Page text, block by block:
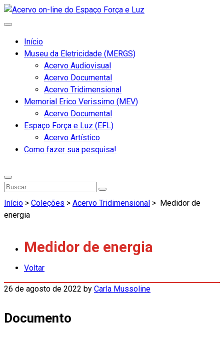
Início
Museu da Eletricidade (MERGS)
Acervo Audiovisual
Acervo Documental
Acervo Tridimensional
Memorial Erico Verissimo (MEV)
Acervo Documental
Espaço Força e Luz (EFL)
Acervo Artístico
Como fazer sua pesquisa!
Início > Coleções > Acervo Tridimensional > Medidor de
energia
Medidor de energia
Voltar
26 de agosto de 2022 by Carla Mussoline
Documento